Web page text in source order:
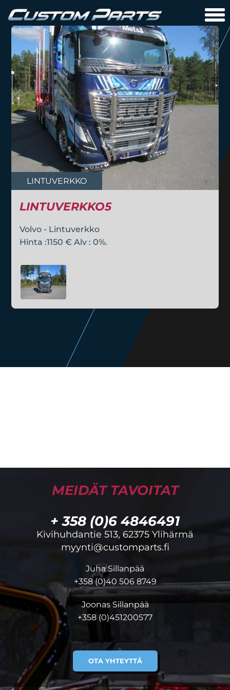
LINTUVERKKO
LINTUVERKKO5
Volvo - Lintuverkko
Hinta :1150 € Alv : 0%.
MEIDÄT TAVOITAT
+ 358 (0)6 4846491
Kivihuhdantie 513, 62375 Ylihärmä
myynti@customparts.fi
Juha Sillanpää
+358 (0)40 506 8749
Joonas Sillanpää
+358 (0)451200577
OTA YHTEYTTÄ